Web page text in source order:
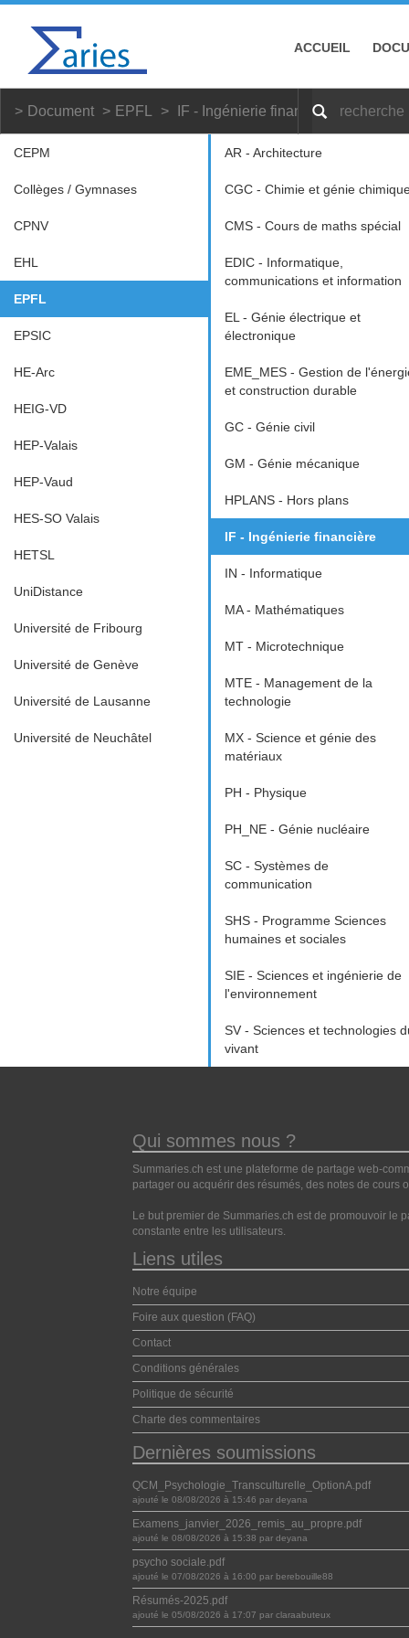
ACCUEIL
Document EPFL IF - Ingénierie financière
CEPM
Collèges / Gymnases
CPNV
EHL
EPFL
EPSIC
HE-Arc
HEIG-VD
HEP-Valais
HEP-Vaud
HES-SO Valais
HETSL
UniDistance
Université de Fribourg
Université de Genève
Université de Lausanne
Université de Neuchâtel
AR - Architecture
CGC - Chimie et génie
CMS - Cours de maths spécial
EDIC - Informatique,
communications et information
EL - Génie électrique et
électronique
EME_MES - Gestion de
et construction durable
GC - Génie civil
GM - Génie mécanique
HPLANS - Hors plans
IF - Ingénierie financière
IN - Informatique
MA - Mathématiques
MT - Microtechnique
MTE - Management de la
technologie
MX - Science et génie des
matériaux
PH - Physique
PH_NE - Génie nucléaire
SC - Systèmes de
communication
SHS - Programme Sciences
humaines et sociales
SIE - Sciences et ingénierie de
l'environnement
SV - Sciences et technologies
vivant
Qui sommes nous ?
Summaries.ch est une plateforme de partage web-
partager ou acquérir des résumés, des notes de cours
Le but premier de Summaries.ch est de promouvoir le
constante entre les utilisateurs.
Liens utiles
Notre équipe
Foire aux question (FAQ)
Contact
Conditions générales
Politique de sécurité
Charte des commentaires
Dernières soumissions
QCM_Psychologie_Transculturelle_OptionA.pdf
ajouté le 08/08/2026 à 15:46 par deyana
Examens_janvier_2026_remis_au_propre.pdf
ajouté le 08/08/2026 à 15:38 par deyana
psycho sociale.pdf
ajouté le 07/08/2026 à 16:00 par berebouille88
Résumés-2025.pdf
ajouté le 05/08/2026 à 17:07 par claraabuteux